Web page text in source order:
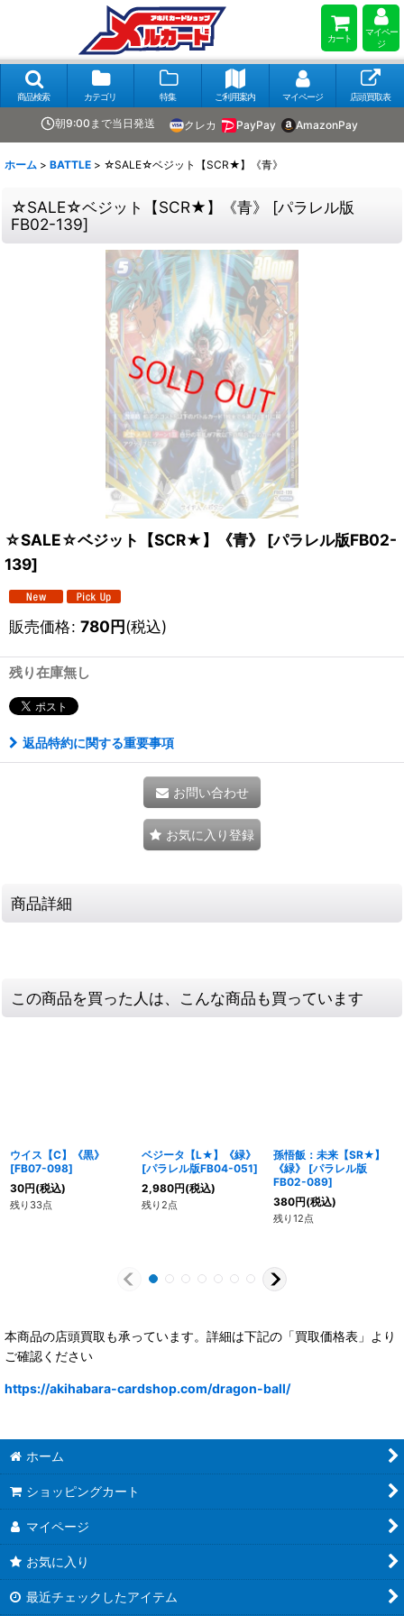
カート
マイペー
ジ
商品検索 カテゴリ 特集 ご利用案内 マイページ 店頭買取表
朝9:00まで当日発送 クレカ PayPay AmazonPay
ホーム > BATTLE > ☆SALE☆ベジット【SCR★】《青》
☆SALE☆ベジット【SCR★】《青》 [パラレル版
FB02-139]
☆SALE☆ベジット【SCR★】《青》 [パラレル版FB02-
139]
販売価格: 780円(税込)
残り在庫無し
返品特約に関する重要事項
お問い合わせ
お気に入り登録
商品詳細
この商品を買った人は、こんな商品も買っています
ウイス【C】《黒》
[FB07-098]
30円(税込)
残り33点
ベジータ【L★】《緑》
[パラレル版FB04-051]
2,980円(税込)
残り2点
孫悟飯：未来【SR★】
《緑》
[パラレル版
FB02-089]
380円(税込)
残り12点
本商品の店頭買取も承っています。詳細は下記の「買取価格表」より
ご確認ください
https://akihabara-cardshop.com/dragon-ball/
ホーム
ショッピングカート
マイページ
お気に入り
最近チェックしたアイテム